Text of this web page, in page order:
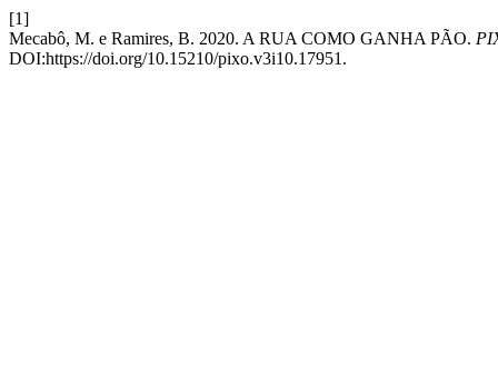
[1]
Mecabô, M. e Ramires, B. 2020. A RUA COMO GANHA PÃO.
DOI:https://doi.org/10.15210/pixo.v3i10.17951.